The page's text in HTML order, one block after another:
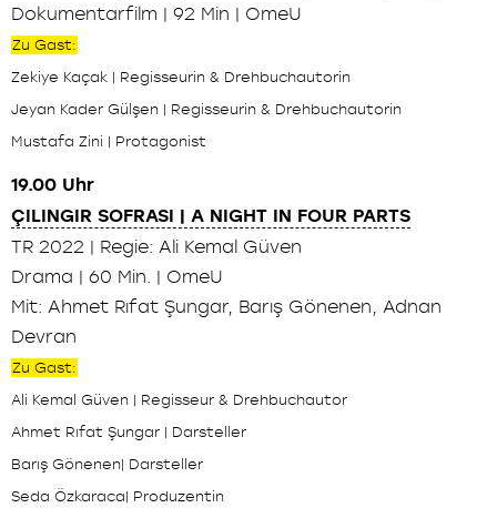
Dokumentarfilm | 92 Min | OmeU
Zu Gast:
Zekiye Kaçak | Regisseurin & Drehbuchautorin
Jeyan Kader Gülşen | Regisseurin & Drehbuchautorin
Mustafa Zini | Protagonist
19.00 Uhr
ÇILINGIR SOFRASI | A NIGHT IN FOUR PARTS
TR 2022 | Regie: Ali Kemal Güven
Drama | 60 Min. | OmeU
Mit: Ahmet Rıfat Şungar, Barış Gönenen, Adnan
Devran
Zu Gast:
Ali Kemal Güven | Regisseur & Drehbuchautor
Ahmet Rıfat Şungar | Darsteller
Barış Gönenen| Darsteller
Seda Özkaraca| Produzentin